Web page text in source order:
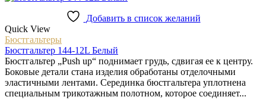
Добавить в список желаний
Quick View
Бюстгальтеры
Бюстгальтер 144-12L Белый
Бюстгальтер „Push up“ поднимает грудь, сдвигая ее к центру.
Боковые детали стана изделия обработаны отделочными
эластичными лентами. Серединка бюстгальтера уплотнена
специальным трикотажным полотном, которое соединяет...